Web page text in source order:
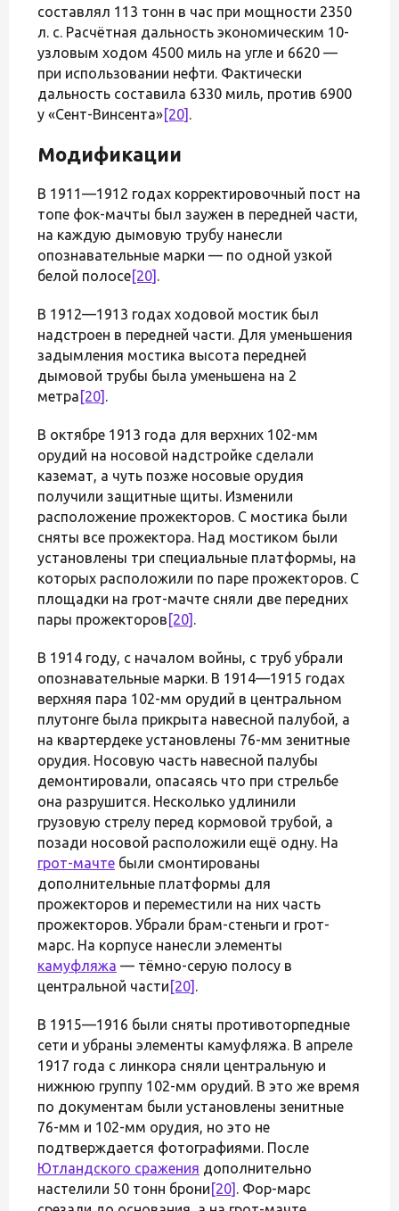
составлял 113 тонн в час при мощности 2350
л. с. Расчётная дальность экономическим 10-
узловым ходом 4500 миль на угле и 6620 —
при использовании нефти. Фактически
дальность составила 6330 миль, против 6900
у «Сент-Винсента»[20] .
Модификации
В 1911—1912 годах корректировочный пост на
топе фок-мачты был заужен в передней части,
на каждую дымовую трубу нанесли
опознавательные марки — по одной узкой
белой полосе[20] .
В 1912—1913 годах ходовой мостик был
надстроен в передней части. Для уменьшения
задымления мостика высота передней
дымовой трубы была уменьшена на 2
метра [20] .
В октябре 1913 года для верхних 102-мм
орудий на носовой надстройке сделали
каземат, а чуть позже носовые орудия
получили защитные щиты. Изменили
расположение прожекторов. С мостика были
сняты все прожектора. Над мостиком были
установлены три специальные платформы, на
которых расположили по паре прожекторов. С
площадки на грот-мачте сняли две передних
пары прожекторов [20] .
В 1914 году, с началом войны, с труб убрали
опознавательные марки. В 1914—1915 годах
верхняя пара 102-мм орудий в центральном
плутонге была прикрыта навесной палубой, а
на квартердеке установлены 76-мм зенитные
орудия. Носовую часть навесной палубы
демонтировали, опасаясь что при стрельбе
она разрушится. Несколько удлинили
грузовую стрелу перед кормовой трубой, а
позади носовой расположили ещё одну. На
грот-мачте были смонтированы
дополнительные платформы для
прожекторов и переместили на них часть
прожекторов. Убрали брам-стеньги и грот-
марс. На корпусе нанесли элементы
камуфляжа — тёмно-серую полосу в
центральной части [20] .
В 1915—1916 были сняты противоторпедные
сети и убраны элементы камуфляжа. В апреле
1917 года с линкора сняли центральную и
нижнюю группу 102-мм орудий. В это же время
по документам были установлены зенитные
76-мм и 102-мм орудия, но это не
подтверждается фотографиями. После
Ютландского сражения дополнительно
настелили 50 тонн брони [20] . Фор-марс